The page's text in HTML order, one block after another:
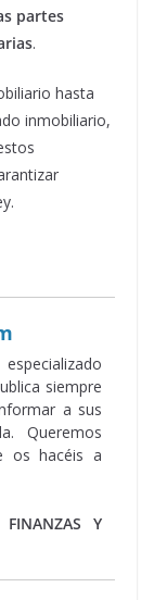
partes
.
hasta
inmobiliario,
siempre
a sus
Queremos
os hacéis a
Y